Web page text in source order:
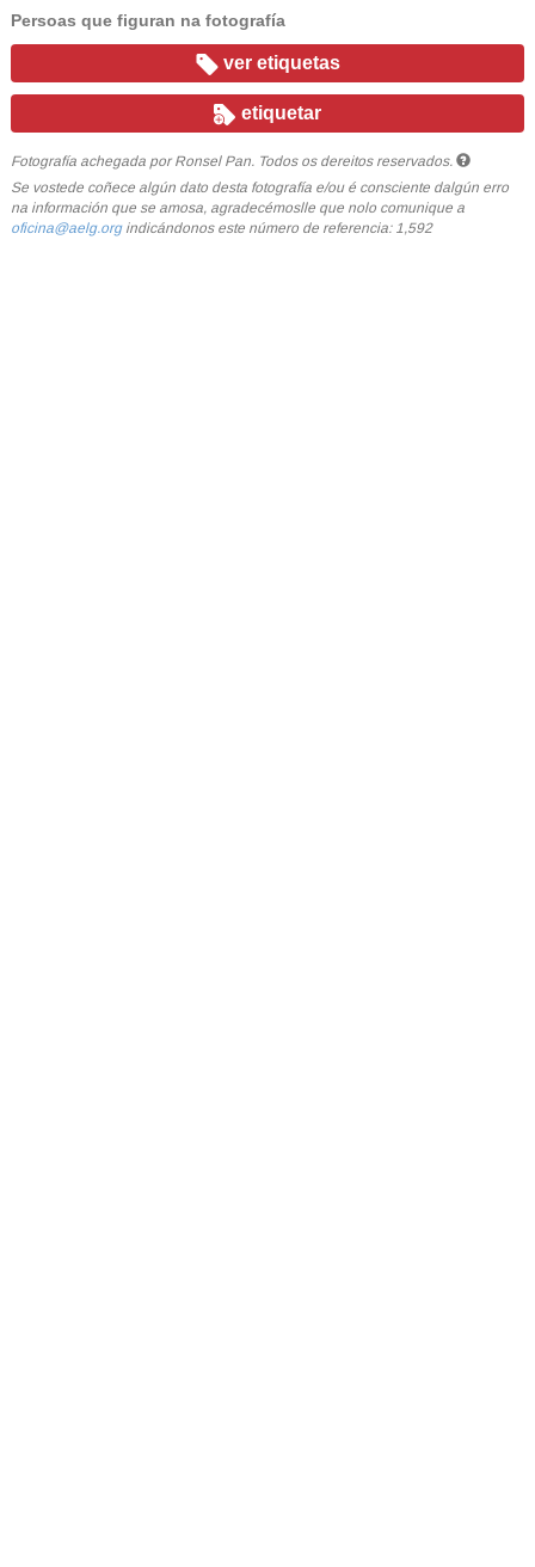
Persoas que figuran na fotografía
ver etiquetas
etiquetar
Fotografía achegada por Ronsel Pan. Todos os dereitos reservados.
Se vostede coñece algún dato desta fotografía e/ou é consciente dalgún erro
na información que se amosa, agradecémoslle que nolo comunique a
oficina@aelg.orgindicándonos este número de referencia: 1,592